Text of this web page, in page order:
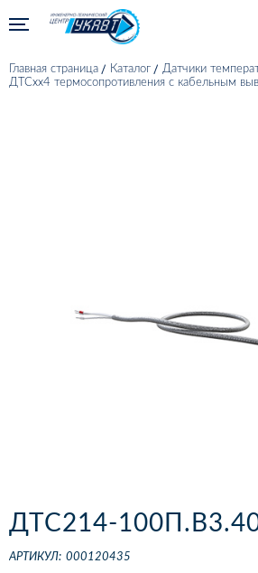
Главная страница Каталог
Датчики
ДТСхх4 термосопротивления с кабельным
ДТС214-
АРТИКУЛ: 000120435